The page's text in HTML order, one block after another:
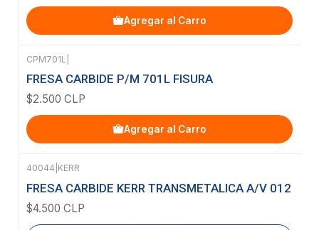
Agregar al Carro
CPM701L
FRESA CARBIDE P/M 701L FISURA
$2.500 CLP
Agregar al Carro
Agotado
40044 KERR
FRESA CARBIDE KERR TRANSMETALICA A/V 012
$4.500 CLP